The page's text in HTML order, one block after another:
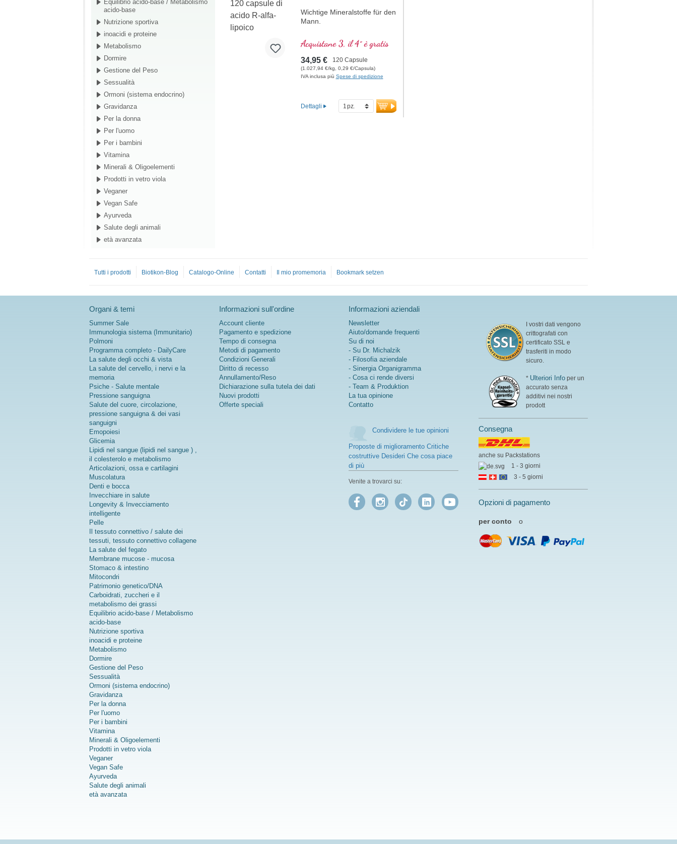
Equilibrio acido-base / Metabolismo
acido-base
Nutrizione sportiva
inoacidi e proteine
Metabolismo
Dormire
Gestione del Peso
Sessualità
Ormoni (sistema endocrino)
Gravidanza
Per la donna
Per l'uomo
Per i bambini
Vitamina
Minerali & Oligoelementi
Prodotti in vetro viola
Veganer
Vegan Safe
Ayurveda
Salute degli animali
età avanzata
Wichtige Mineralstoffe für den
Mann.
Acquistane 3, il 4° è gratis
34,95 € 120 Capsule
(1.027,94 €/kg, 0,29 €/Capsula)
IVA inclusa più Spese di spedizione
Dettagli
Tutti i prodotti Biotikon-Blog Catalogo-Online Contatti Il mio promemoria Bookmark setzen
Organi & temi
Summer Sale
Immunologia sistema (Immunitario)
Polmoni
Programma completo - DailyCare
La salute degli occhi & vista
La salute del cervello, i nervi e la
memoria
Psiche - Salute mentale
Pressione sanguigna
Salute del cuore, circolazione,
pressione sanguigna & dei vasi
sanguigni
Emopoiesi
Glicemia
Lipidi nel sangue (lipidi nel sangue ) ,
il colesterolo e metabolismo
Articolazioni, ossa e cartilagini
Muscolatura
Denti e bocca
Invecchiare in salute
Longevity & Invecciamento
intelligente
Pelle
Il tessuto connettivo / salute dei
tessuti, tessuto connettivo collagene
La salute del fegato
Membrane mucose - mucosa
Stomaco & intestino
Mitocondri
Patrimonio genetico/DNA
Carboidrati, zuccheri e il
metabolismo dei grassi
Equilibrio acido-base / Metabolismo
acido-base
Nutrizione sportiva
inoacidi e proteine
Metabolismo
Dormire
Gestione del Peso
Sessualità
Ormoni (sistema endocrino)
Gravidanza
Per la donna
Per l'uomo
Per i bambini
Vitamina
Minerali & Oligoelementi
Prodotti in vetro viola
Veganer
Vegan Safe
Ayurveda
Salute degli animali
età avanzata
Informazioni sull'ordine
Account cliente
Pagamento e spedizione
Tempo di consegna
Metodi di pagamento
Condizioni Generali
Diritto di recesso
Annullamento/Reso
Dichiarazione sulla tutela dei dati
Nuovi prodotti
Offerte speciali
Informazioni aziendali
Newsletter
Aiuto/domande frequenti
Su di noi
- Su Dr. Michalzik
- Filosofia aziendale
- Sinergia Organigramma
- Cosa ci rende diversi
- Team & Produktion
La tua opinione
Contatto
Condividere le tue opinioni
Proposte di miglioramento Critiche
costruttive Desideri Che cosa piace
di più
Venite a trovarci su:
I vostri dati vengono
crittografati con
certificato SSL e
trasferiti in modo
sicuro.
* Ulteriori Info per un
accurato senza
additivi nei nostri
prodott
Consegna
anche su Packstations
1 - 3 giorni
3 - 5 giorni
Opzioni di pagamento
per conto o